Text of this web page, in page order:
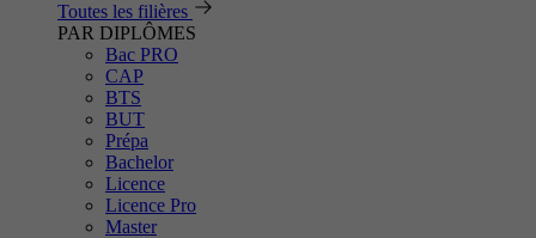
Toutes les filières
PAR DIPLÔMES
Bac PRO
CAP
BTS
BUT
Prépa
Bachelor
Licence
Licence Pro
Master